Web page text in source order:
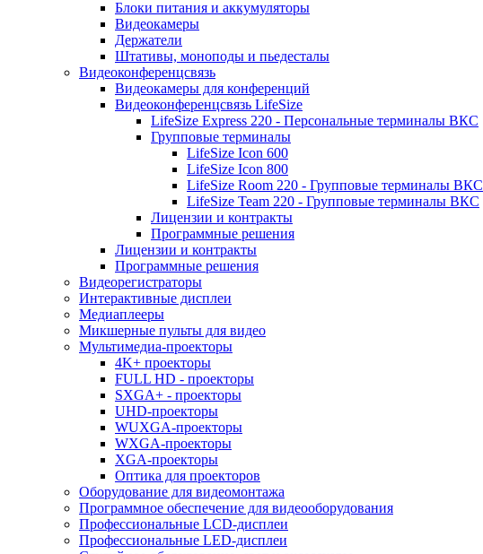
Блоки питания и аккумуляторы
Видеокамеры
Держатели
Штативы, моноподы и пьедесталы
Видеоконференцсвязь
Видеокамеры для конференций
Видеоконференцсвязь LifeSize
LifeSize Express 220 - Персональные терминалы ВКС
Групповые терминалы
LifeSize Icon 600
LifeSize Icon 800
LifeSize Room 220 - Групповые терминалы ВКС
LifeSize Team 220 - Групповые терминалы ВКС
Лицензии и контракты
Программные решения
Лицензии и контракты
Программные решения
Видеорегистраторы
Интерактивные дисплеи
Медиаплееры
Микшерные пульты для видео
Мультимедиа-проекторы
4K+ проекторы
FULL HD - проекторы
SXGA+ - проекторы
UHD-проекторы
WUXGA-проекторы
WXGA-проекторы
XGA-проекторы
Оптика для проекторов
Оборудование для видеомонтажа
Программное обеспечение для видеооборудования
Профессиональные LCD-дисплеи
Профессиональные LED-дисплеи